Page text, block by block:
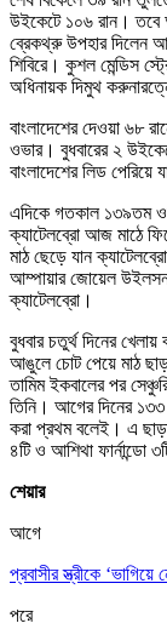
উইকেটে ১০৬ রান। তবে
ব্রেকথ্রু উপহার দিলেন
শিবিরে। কুশল মেন্ডিস
অধিনায়ক দিমুথ
বাংলাদেশের দেওয়া ৬৮
ওভার। বুধবারের ২
বাংলাদেশের লিড পেরিয়ে
এদিকে গতকাল ১৩৯তম
ক্যাটেলব্রো আজ মাঠে
মাঠ ছেড়ে যান
আম্পায়ার জোয়েল
ক্যাটেলব্রো।
বুধবার চতুর্থ দিনের
আঙুলে চোট পেয়ে মাঠ
তামিম ইকবালের পর
তিনি। আগের দিনের ১৩৩
করা প্রথম বলেই। এ
৪টি ও আশিথা ফার্নান্ডো
শেয়ার
আগে
প্রবাসীর স্ত্রীকে
পরে